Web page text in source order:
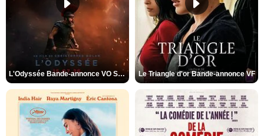
L'Odyssée Bande-annonce VO STFR Le Triangle d'or Bande-annonce VF